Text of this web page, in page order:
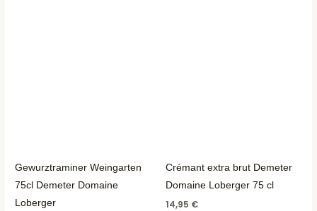
Gewurztraminer Weingarten
75cl Demeter Domaine
Loberger
Crémant extra brut Demeter
Domaine Loberger 75 cl
14,95 €